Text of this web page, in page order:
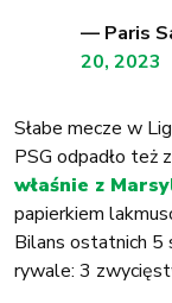
— Paris
20, 2023
Słabe mecze w
PSG odpadło też
właśnie z
papierkiem
Bilans ostatnich 5
rywale: 3